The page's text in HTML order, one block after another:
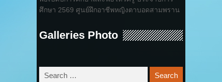
ศึกษา 2569 ศูนย์ฝึกอาชีพหญิงตาบอดสามพราน
Galleries Photo